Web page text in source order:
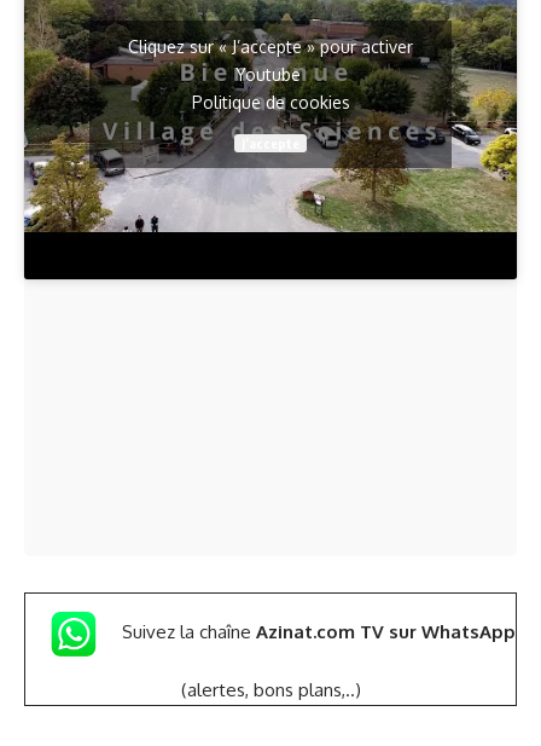
Cliquez sur « J’accepte » pour activer
Youtube
Politique de cookies
Suivez la chaîne Azinat.com TV sur WhatsApp
(alertes, bons plans,..)